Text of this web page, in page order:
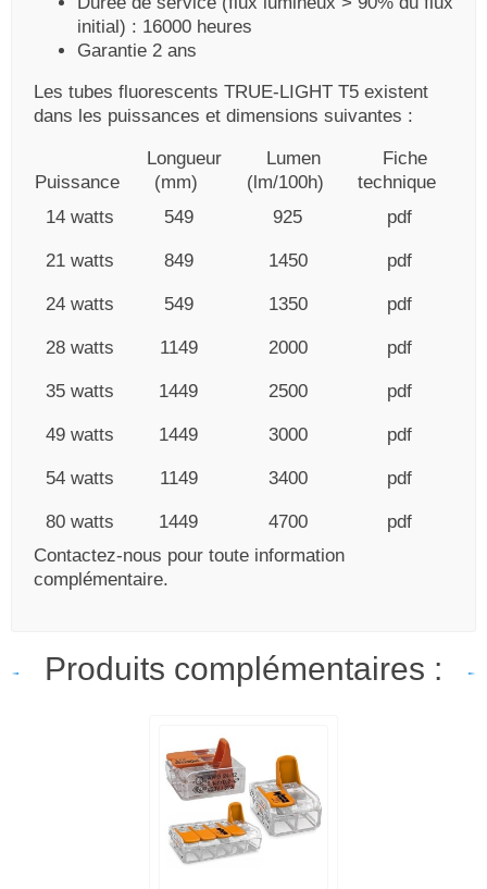
initial) : 16000 heures
Garantie 2 ans
Les tubes fluorescents TRUE-LIGHT T5 existent
dans les puissances et dimensions suivantes :
Puissance
Longueur
(mm)
Lumen
(lm/100h)
Fiche
technique
14 watts
549 925 pdf
21 watts 849 1450 pdf
24 watts 549 1350 pdf
28 watts 1149 2000 pdf
35 watts 1449 2500 pdf
49 watts 1449 3000 pdf
54 watts 1149 3400 pdf
80 watts 1449 4700
pdf
Contactez-nous pour toute information
complémentaire.
Produits complémentaires :